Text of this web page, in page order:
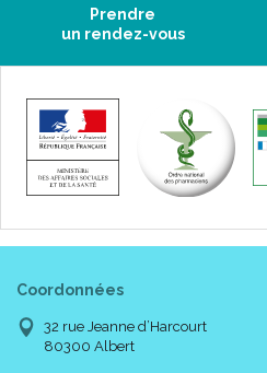
Prendre
un rendez-vous
Coordonnées
32 rue Jeanne d’Harcourt
80300 Albert